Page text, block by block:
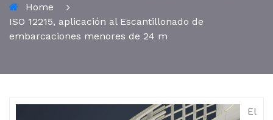
Home
ISO 12215, aplicación al Escantillonado de
embarcaciones menores de 24 m
El